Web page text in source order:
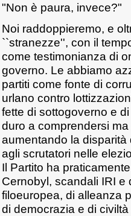
"Non è paura, invece?"
Noi raddoppieremo, e
``stranezze'', con il
come testimonianza di
governo. Le abbiamo
partiti come fonte di
urlano contro
fette di sottogoverno e
duro a comprendersi
aumentando la
agli scrutatori nelle
Il Partito ha
Cernobyl, scandali IRI e
filoeuropea, di alleanza
di democrazia e di